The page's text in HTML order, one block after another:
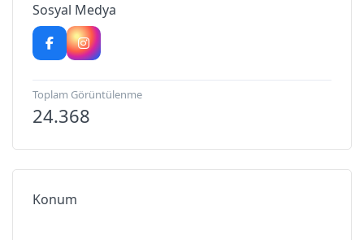
Sosyal Medya
Toplam Görüntülenme
24.368
Konum